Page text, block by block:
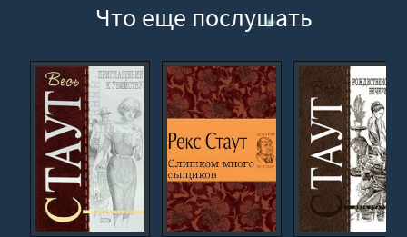
Что еще послушать